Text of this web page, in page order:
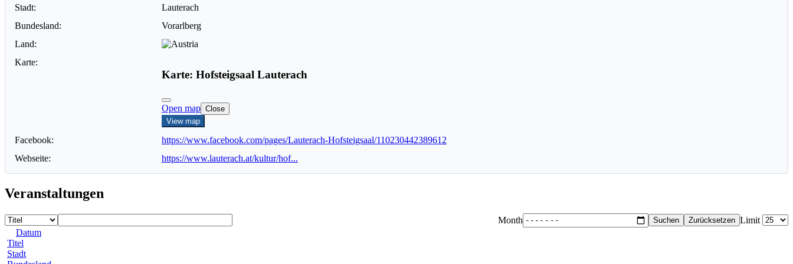
Stadt:
Lauterach
Bundesland:
Vorarlberg
Land:
Karte:
Karte: Hofsteigsaal Lauterach
Open map Close
View map
Facebook:
https://www.facebook.com/pages/Lauterach-Hofsteigsaal/110230442389612
Webseite:
https://www.lauterach.at/kultur/hof...
Veranstaltungen
Month Suchen Zurücksetzen Limit
Datum
Titel
Stadt